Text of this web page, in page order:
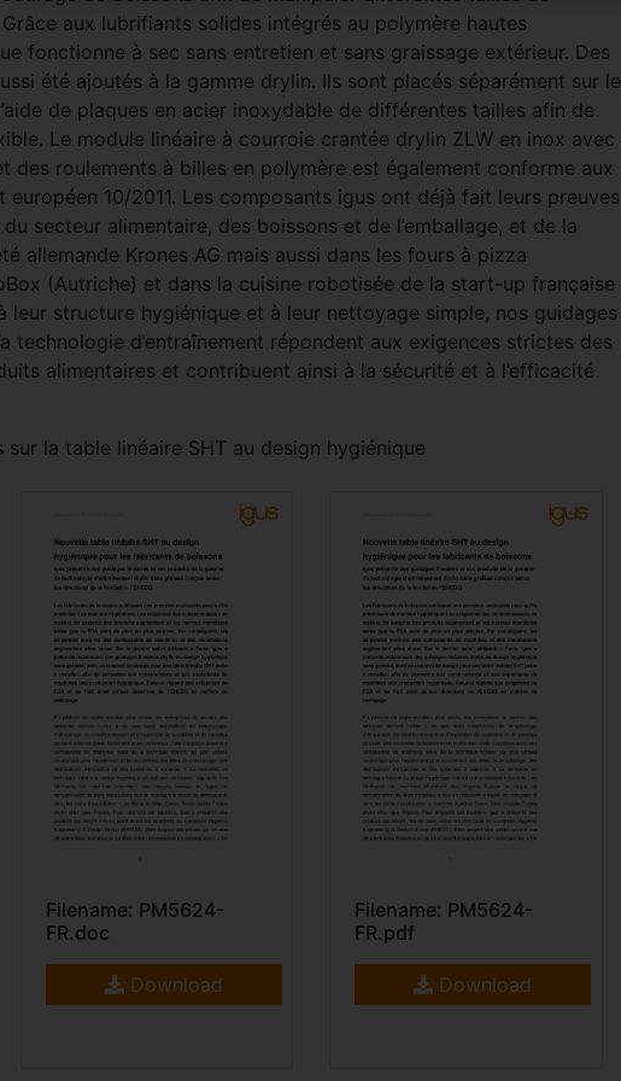
aux lubrifiants solides intégrés au polymère hautes
fonctionne à sec sans entretien et sans graissage extérieur. Des
été ajoutés à la gamme drylin. Ils sont placés séparément sur le
de plaques en acier inoxydable de différentes tailles afin de
Le module linéaire à courroie crantée drylin ZLW en inox avec
des roulements à billes en polymère est également conforme aux
européen 10/2011. Les composants igus ont déjà fait leurs preuves
secteur alimentaire, des boissons et de l’emballage, et de la
allemande Krones AG mais aussi dans les fours à pizza
(Autriche) et dans la cuisine robotisée de la start-up française
leur structure hygiénique et à leur nettoyage simple, nos guidages
technologie d’entraînement répondent aux exigences strictes des
alimentaires et contribuent ainsi à la sécurité et à l’efficacité
la table linéaire SHT au design hygiénique
Filename: PM5624-
FR.doc
Download
Filename: PM5624-
FR.pdf
Download